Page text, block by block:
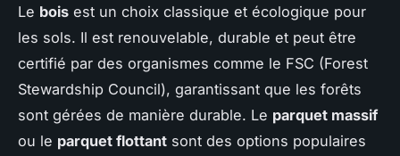
Le bois est un choix classique et écologique pour
les sols. Il est renouvelable, durable et peut être
certifié par des organismes comme le FSC (Forest
Stewardship Council), garantissant que les forêts
sont gérées de manière durable. Le parquet massif
ou le parquet flottant sont des options populaires